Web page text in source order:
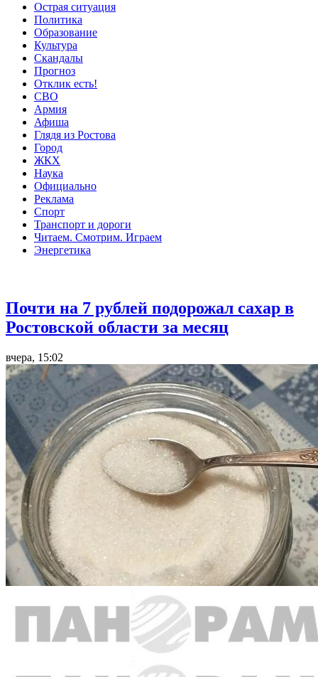
Острая ситуация
Политика
Образование
Культура
Скандалы
Прогноз
Отклик есть!
СВО
Армия
Афиша
Глядя из Ростова
Город
ЖКХ
Наука
Официально
Реклама
Спорт
Транспорт и дороги
Читаем. Смотрим. Играем
Энергетика
Почти на 7 рублей подорожал сахар в
Ростовской области за месяц
вчера, 15:02